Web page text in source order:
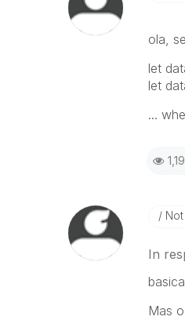
ola,
let
let
...
Not
In
Mas